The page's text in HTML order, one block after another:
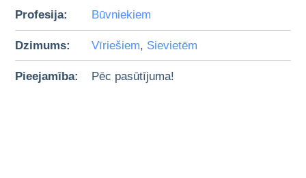
Profesija: Būvniekiem
Dzimums: Vīriešiem, Sievietēm
Pieejamība: Pēc pasūtījuma!